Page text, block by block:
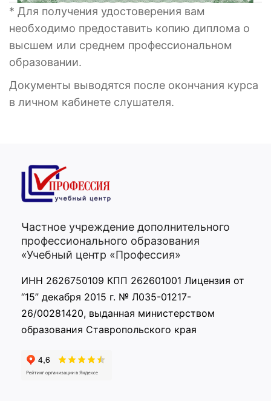
* Для получения удостоверения вам
необходимо предоставить копию диплома о
высшем или среднем профессиональном
образовании.
Документы выводятся после окончания курса
в личном кабинете слушателя.
Частное учреждение дополнительного
профессионального образования
«Учебный центр «Профессия»
ИНН 2626750109 КПП 262601001 Лицензия от
“15” декабря 2015 г. № Л035-01217-
26/00281420, выданная министерством
образования Ставропольского края